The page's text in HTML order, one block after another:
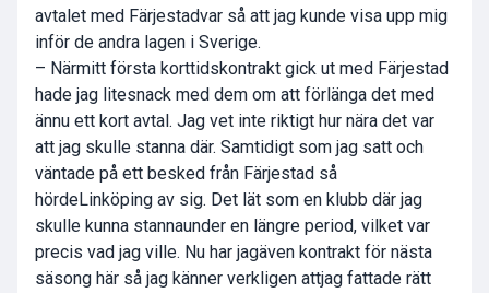
avtalet med Färjestadvar så att jag kunde visa upp mig
inför de andra lagen i Sverige.
– Närmitt första korttidskontrakt gick ut med Färjestad
hade jag litesnack med dem om att förlänga det med
ännu ett kort avtal. Jag vet inte riktigt hur nära det var
att jag skulle stanna där. Samtidigt som jag satt och
väntade på ett besked från Färjestad så
hördeLinköping av sig. Det lät som en klubb där jag
skulle kunna stannaunder en längre period, vilket var
precis vad jag ville. Nu har jagäven kontrakt för nästa
säsong här så jag känner verkligen attjag fattade rätt